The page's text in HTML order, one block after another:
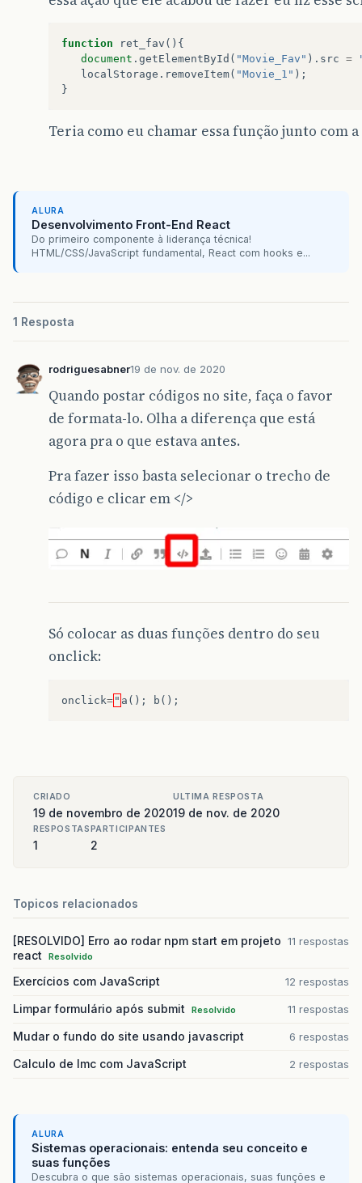
function ret_fav (){
document . getElementById ( "Movie_Fav" ). src =
localStorage . removeItem( "Movie_1" );
}
Teria como eu chamar essa função junto com
ALURA
Desenvolvimento Front-End React
Do primeiro componente à liderança técnica!
HTML/CSS/JavaScript fundamental, React com hooks e...
1 Resposta
rodriguesabner19 de nov. de 2020
Quando postar códigos no site, faça o favor
de formata-lo. Olha a diferença que está
agora pra o que estava antes.
Pra fazer isso basta selecionar o trecho de
código e clicar em </>
Só colocar as duas funções dentro do seu
onclick:
onclick= " a (); b ();
CRIADO
19 de novembro de 2020
ULTIMA RESPOSTA
19 de nov. de 2020
RESPOSTAS
1
PARTICIPANTES
2
Topicos relacionados
[RESOLVIDO] Erro ao rodar npm start em projeto
react
Resolvido
11 respostas
Exercícios com JavaScript 12 respostas
Limpar formulário após submit Resolvido 11 respostas
Mudar o fundo do site usando javascript 6 respostas
Calculo de Imc com JavaScript 2 respostas
ALURA
Sistemas operacionais: entenda seu conceito e
suas funções
Descubra o que são sistemas operacionais, suas funções e